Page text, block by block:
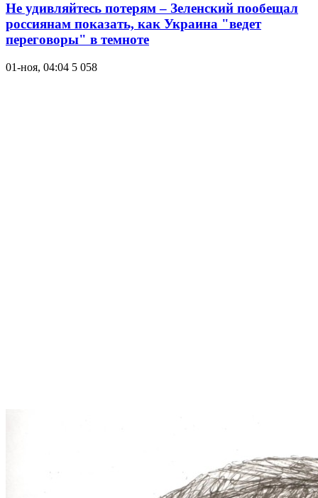
Не удивляйтесь потерям – Зеленский пообещал
россиянам показать, как Украина "ведет
переговоры" в темноте
01-ноя, 04:04 5 058